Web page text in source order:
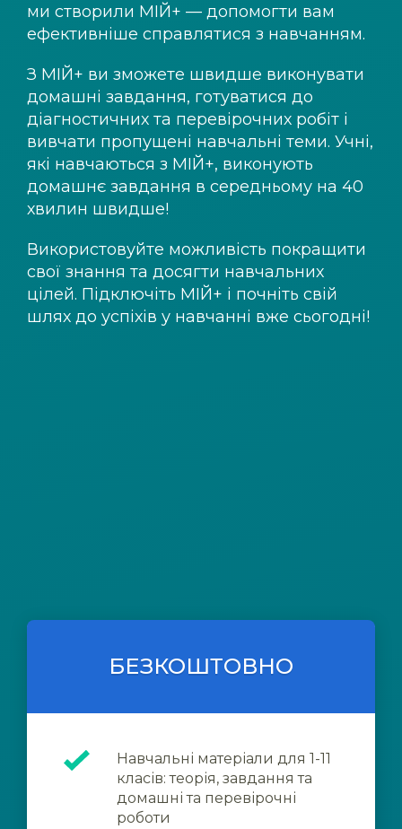
ми створили МІЙ+ — допомогти вам
ефективніше справлятися з навчанням.
З МІЙ+ ви зможете швидше виконувати
домашні завдання, готуватися до
діагностичних та перевірочних робіт і
вивчати пропущені навчальні теми. Учні,
які навчаються з МІЙ+, виконують
домашнє завдання в середньому на 40
хвилин швидше!
Використовуйте можливість покращити
свої знання та досягти навчальних
цілей. Підключіть МІЙ+ і почніть свій
шлях до успіхів у навчанні вже сьогодні!
БЕЗКОШТОВНО
Навчальні матеріали для 1-11
класів: теорія, завдання та
домашні та перевірочні
роботи